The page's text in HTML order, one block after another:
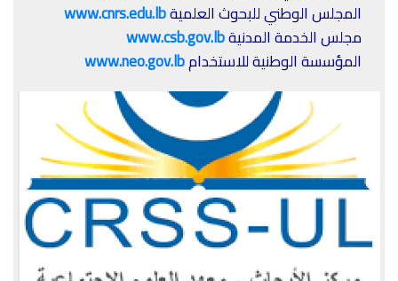
المجلس الوطني للبحوث العلميةwww.cnrs.edu.lb
مجلس الخدمة المدنيةwww.csb.gov.lb
المؤسسة الوطنية للاستخدامwww.neo.gov.lb